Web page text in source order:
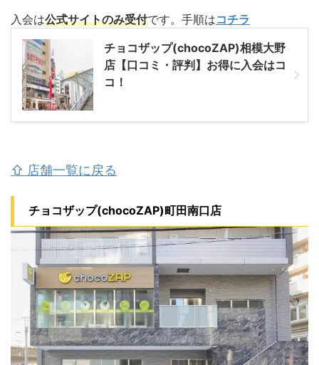
入会は公式サイトのみ受付です。手順はコチラ
チョコザップ(chocoZAP)相模大野
店【口コミ・評判】お得に入会はコ
コ！
⇧ 店舗一覧に戻る
チョコザップ(chocoZAP)町田南口店